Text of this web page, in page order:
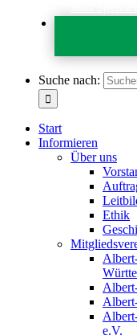
Suche nach:
Start
Informieren
Über uns
Ethik
e.V.